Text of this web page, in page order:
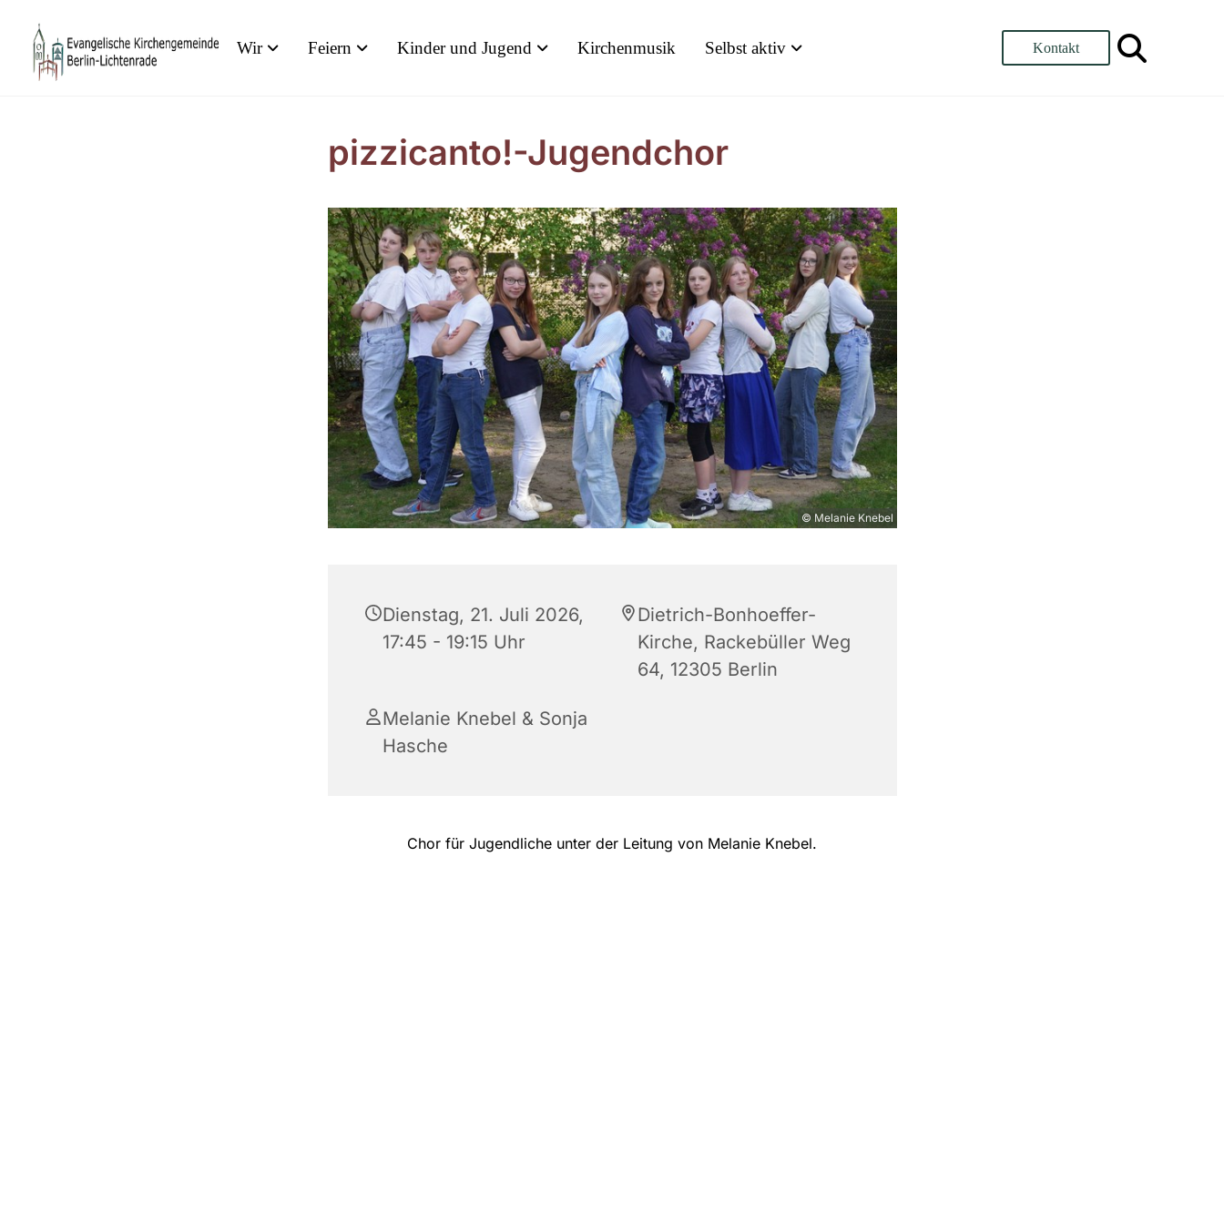
Wir Feiern Kinder und Jugend Kirchenmusik Selbst aktiv Kontakt
pizzicanto!-Jugendchor
© Melanie Knebel
Dienstag, 21. Juli 2026,
17:45 - 19:15 Uhr
Dietrich-Bonhoeffer-
Kirche, Rackebüller Weg
64, 12305 Berlin
Melanie Knebel & Sonja
Hasche
Chor für Jugendliche unter der Leitung von Melanie Knebel.